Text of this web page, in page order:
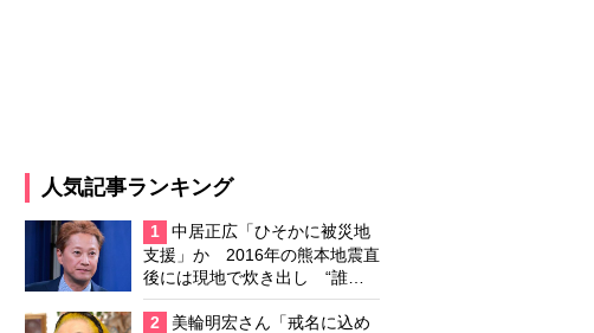
人気記事ランキング
1
中居正広「ひそかに被災地
支援」か 2016年の熊本地震直
後には現地で炊き出し “誰に
も知られなくて良い”と、むし
ろ強まる福祉活動への思い
2
美輪明宏さん「戒名に込め